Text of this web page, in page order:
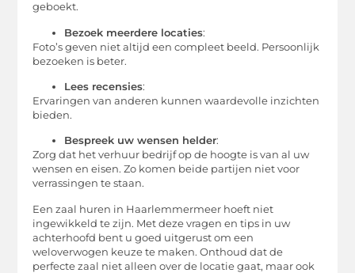
geboekt.
Bezoek meerdere locaties:
Foto’s geven niet altijd een compleet beeld. Persoonlijk
bezoeken is beter.
Lees recensies:
Ervaringen van anderen kunnen waardevolle inzichten
bieden.
Bespreek uw wensen helder:
Zorg dat het verhuur bedrijf op de hoogte is van al uw
wensen en eisen. Zo komen beide partijen niet voor
verrassingen te staan.
Een zaal huren in Haarlemmermeer hoeft niet
ingewikkeld te zijn. Met deze vragen en tips in uw
achterhoofd bent u goed uitgerust om een
weloverwogen keuze te maken. Onthoud dat de
perfecte zaal niet alleen over de locatie gaat, maar ook